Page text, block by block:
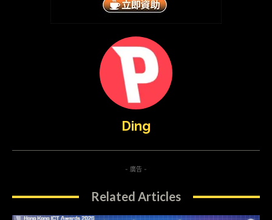
Ding
- 廣告 -
Related Articles